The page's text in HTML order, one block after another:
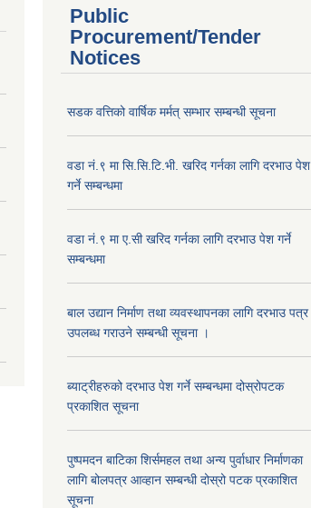
Public
Procurement/Tender
Notices
सडक वत्तिको वार्षिक मर्मत् सम्भार सम्बन्धी सूचना
वडा नं.९ मा सि.सि.टि.भी. खरिद गर्नका लागि दरभाउ पेश
गर्ने सम्बन्धमा
वडा नं.९ मा ए.सी खरिद गर्नका लागि दरभाउ पेश गर्ने
सम्बन्धमा
बाल उद्यान निर्माण तथा व्यवस्थापनका लागि दरभाउ पत्र
उपलब्ध गराउने सम्बन्धी सूचना ।
ब्याट्रीहरुको दरभाउ पेश गर्ने सम्बन्धमा दोस्रोपटक
प्रकाशित सूचना
पुष्पमदन बाटिका शिर्समहल तथा अन्य पुर्वाधार निर्माणका
लागि बोलपत्र आव्हान सम्बन्धी दोस्रो पटक प्रकाशित
सूचना